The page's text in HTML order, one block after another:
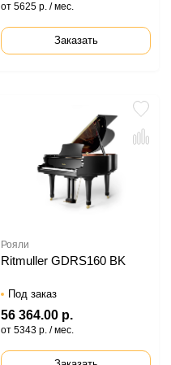
от 5625 р. / мес.
Заказать
Рояли
Ritmuller GDRS160 BK
Под заказ
56 364.00 р.
от 5343 р. / мес.